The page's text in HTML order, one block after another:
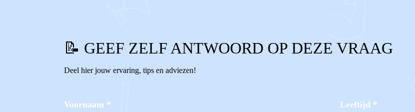
📝 GEEF ZELF ANTWOORD OP DEZE VRAAG
Deel hier jouw ervaring, tips en adviezen!
Voornaam * Leeftijd *